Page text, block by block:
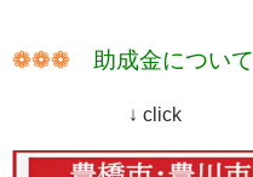
❁❁❁ 助成金について
↓ click